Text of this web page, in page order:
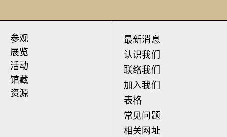
参观
展览
活动
馆藏
资源
最新消息
认识我们
联络我们
加入我们
表格
常见问题
相关网址